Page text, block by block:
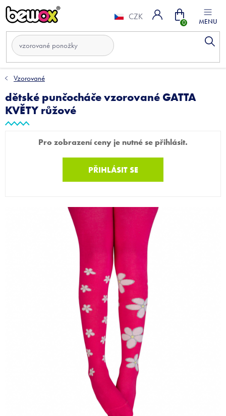
Přejít
na
CZK Nákupní
Vzorované
dětské punčocháče vzorované GATTA
KVĚTY růžové
Pro zobrazení ceny je nutné se přihlásit.
PŘIHLÁSIT SE